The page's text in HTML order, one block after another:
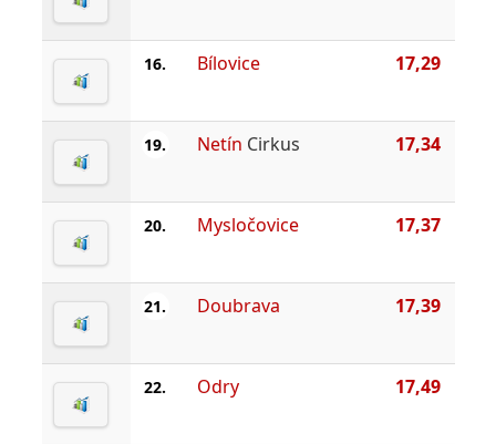
16. Bílovice 17,29
19. Netín Cirkus 17,34
20. Mysločovice 17,37
21. Doubrava 17,39
22. Odry 17,49